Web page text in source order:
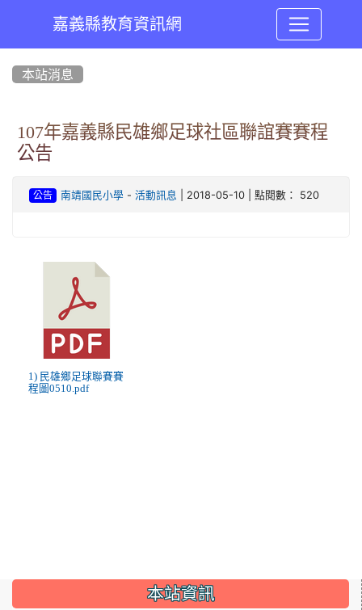
嘉義縣教育資訊網
本站消息
107年嘉義縣民雄鄉足球社區聯誼賽賽程
公告
公告 南靖國民小學- 活動訊息 | 2018-05-10 | 點閱數： 520
1) 民雄鄉足球聯賽賽
程圖0510.pdf
::: 本站資訊